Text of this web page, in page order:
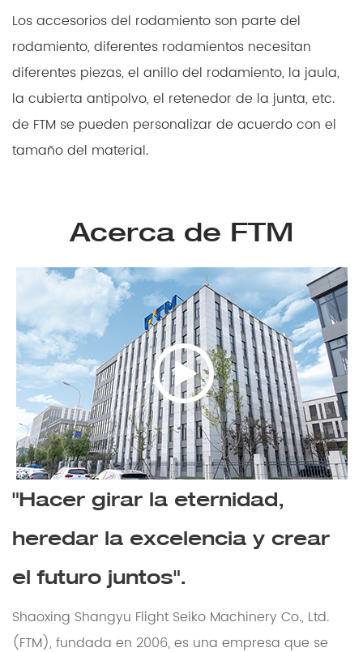
Los accesorios del rodamiento son parte del
rodamiento, diferentes rodamientos necesitan
diferentes piezas, el anillo del rodamiento, la jaula,
la cubierta antipolvo, el retenedor de la junta, etc.
de FTM se pueden personalizar de acuerdo con el
tamaño del material.
Acerca de FTM
>
"Hacer girar la eternidad,
heredar la excelencia y crear
el futuro juntos".
Shaoxing Shangyu Flight Seiko Machinery Co., Ltd.
(FTM), fundada en 2006, es una empresa que se